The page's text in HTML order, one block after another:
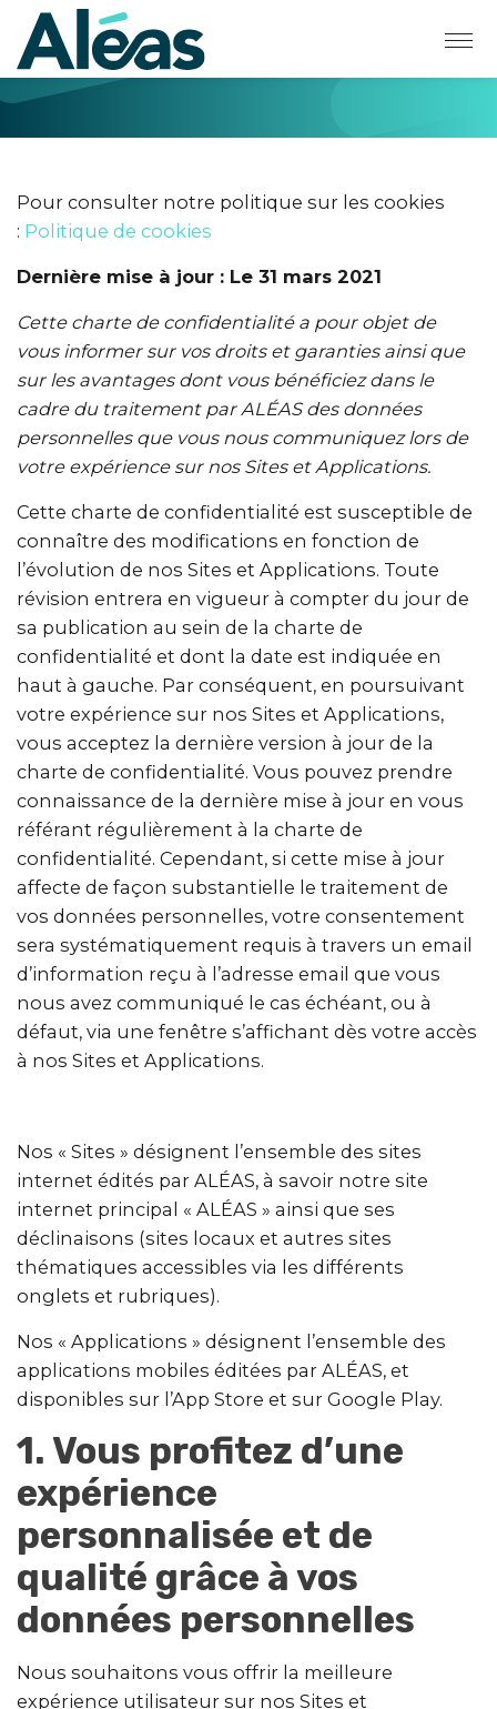
Privacy Policy
Pour consulter notre politique sur les cookies
: Politique de cookies
Dernière mise à jour : Le 31 mars 2021
Cette charte de confidentialité a pour objet de
vous informer sur vos droits et garanties ainsi que
sur les avantages dont vous bénéficiez dans le
cadre du traitement par ALÉAS des données
personnelles que vous nous communiquez lors de
votre expérience sur nos Sites et Applications.
Cette charte de confidentialité est susceptible de
connaître des modifications en fonction de
l’évolution de nos Sites et Applications. Toute
révision entrera en vigueur à compter du jour de
sa publication au sein de la charte de
confidentialité et dont la date est indiquée en
haut à gauche. Par conséquent, en poursuivant
votre expérience sur nos Sites et Applications,
vous acceptez la dernière version à jour de la
charte de confidentialité. Vous pouvez prendre
connaissance de la dernière mise à jour en vous
référant régulièrement à la charte de
confidentialité. Cependant, si cette mise à jour
affecte de façon substantielle le traitement de
vos données personnelles, votre consentement
sera systématiquement requis à travers un email
d’information reçu à l’adresse email que vous
nous avez communiqué le cas échéant, ou à
défaut, via une fenêtre s’affichant dès votre accès
à nos Sites et Applications.
Nos « Sites » désignent l’ensemble des sites
internet édités par ALÉAS, à savoir notre site
internet principal « ALÉAS » ainsi que ses
déclinaisons (sites locaux et autres sites
thématiques accessibles via les différents
onglets et rubriques).
Nos « Applications » désignent l’ensemble des
applications mobiles éditées par ALÉAS, et
disponibles sur l’App Store et sur Google Play.
1. Vous profitez d’une
expérience
personnalisée et de
qualité grâce à vos
données personnelles
Nous souhaitons vous offrir la meilleure
expérience utilisateur sur nos Sites et